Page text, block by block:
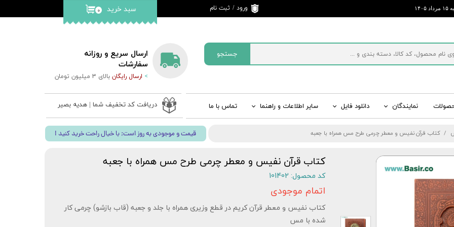
ارسال سریع و روزانه
سفارشات
> ارسال رایگانبالای 3 میلیون تومان
ورود / ثبت نام
تغییر گذر واژه
سفارشات
۰ سبد خرید
سایر کتب نفیس، کتاب نفیس
نمایندگان
ایران
دانلود فایل سایر اطلاعات و راهنما
لیست قیمت کلی انواع قلم بصیر
تماس با ما دریافت کد تخفیف شما | هدیه بصیر
جستجو
! قیمت و موجودی به روز است; با خیال راحت خرید کنید کتاب قرآن نفیس و معطر چرمی طرح مس همراه با جعبه
کتاب قرآن نفیس و معطر چرمی طرح مس همراه با جعبه
کد محصول: 101402
اتمام موجودی
کتاب نفیس و معطر قرآن کریم در قطع وزیری همراه با جلد و جعبه (قاب بازشو) چرمی کار
شده با مس